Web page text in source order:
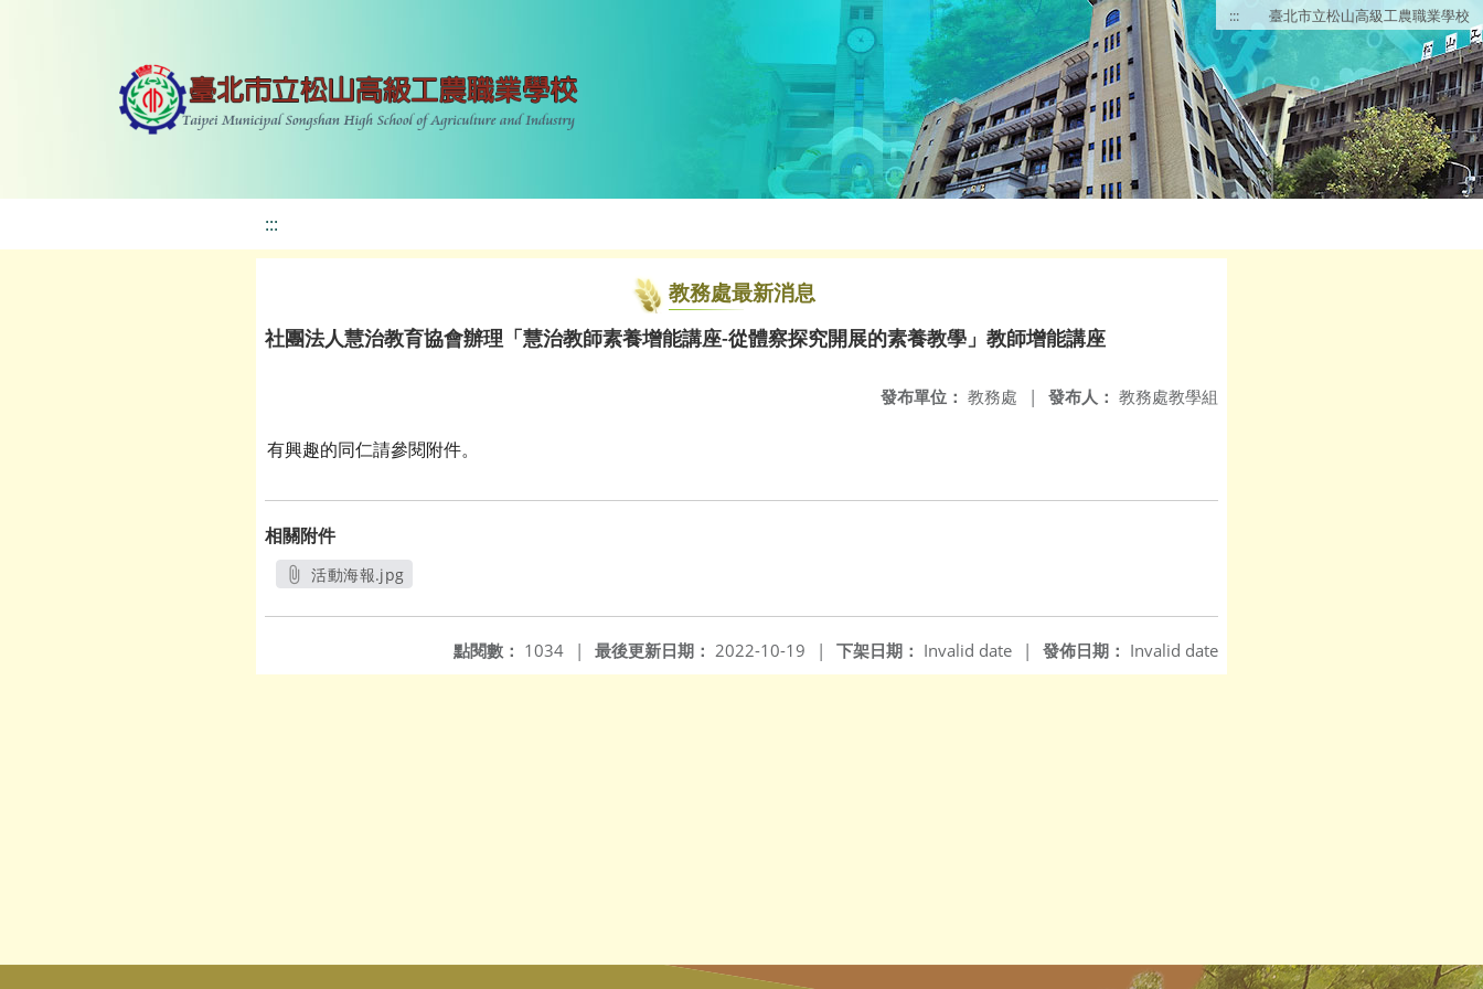
::: 臺北市立松山高級工農職業學校
:::
教務處最新消息
社團法人慧治教育協會辦理「慧治教師素養增能講座-從體察探究開展的素養教學」教師增能講座
發布人： 教務處教學組
發布單位： 教務處 |
有興趣的同仁請參閱附件。
相關附件
活動海報.jpg
發佈日期： Invalid date
下架日期： Invalid date |
最後更新日期： 2022-10-19 |
點閱數： 1034 |